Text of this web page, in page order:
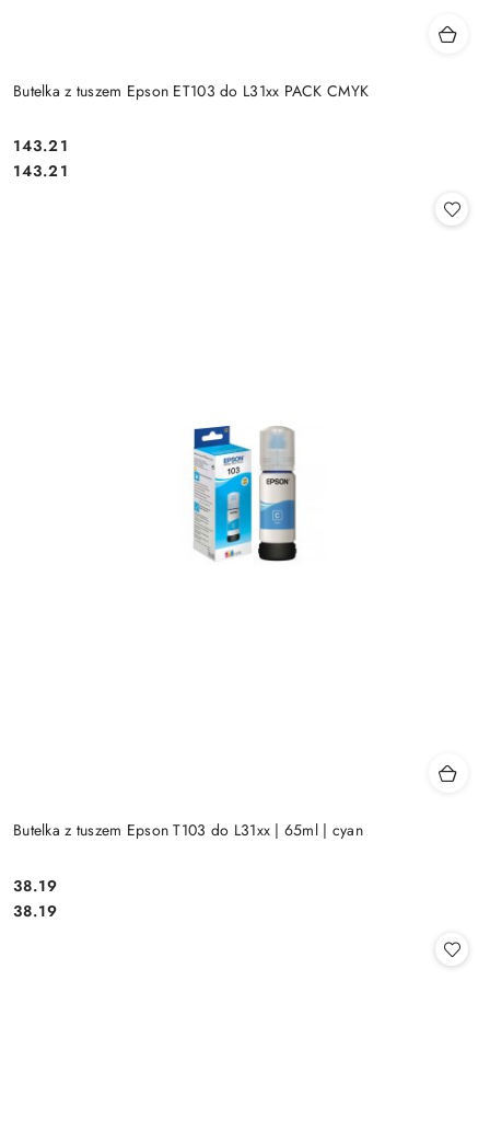
Butelka z tuszem Epson ET103 do L31xx PACK CMYK
Cena:
143.21
Cena:
143.21
Butelka z tuszem Epson T103 do L31xx | 65ml | cyan
Cena:
38.19
Cena:
38.19